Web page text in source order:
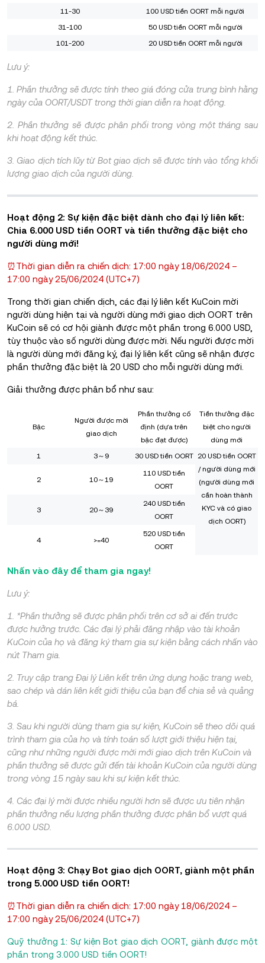
11-30
100 USD tiền OORT mỗi người
31-100
50 USD tiền OORT mỗi người
101-200
20 USD tiền OORT mỗi người
Lưu ý:
1. Phần thưởng sẽ được tính theo giá đóng cửa trung bình hằng
ngày của OORT/USDT trong thời gian diễn ra hoạt động.
2. Phần thưởng sẽ được phân phối trong vòng một tháng sau
khi hoạt động kết thúc.
3. Giao dịch tích lũy từ Bot giao dịch sẽ được tính vào tổng khối
lượng giao dịch của người dùng.
Hoạt động 2: Sự kiện đặc biệt dành cho đại lý liên kết:
Chia 6.000 USD tiền OORT và tiền thưởng đặc biệt cho
người dùng mới!
⏰Thời gian diễn ra chiến dịch: 17:00 ngày 18/06/2024 –
17:00 ngày 25/06/2024 (UTC+7)
Trong thời gian chiến dịch, các đại lý liên kết KuCoin mời
người dùng hiện tại và người dùng mới giao dịch OORT trên
KuCoin sẽ có cơ hội giành được một phần trong 6.000 USD,
tùy thuộc vào số người dùng được mời. Nếu người được mời
là người dùng mới đăng ký, đại lý liên kết cũng sẽ nhận được
phần thưởng đặc biệt là 20 USD cho mỗi người dùng mới.
Giải thưởng được phân bổ như sau:
Bậc
Người được mời
giao dịch
Phần thưởng cố
định (dựa trên
bậc đạt được)
Tiền thưởng đặc
biệt cho người
dùng mới
1
3～9 30 USD tiền OORT
20 USD tiền OORT
/ người dùng mới
(người dùng mới
cần hoàn thành
KYC và có giao
dịch OORT)
2 10～19
110 USD tiền
OORT
3 20～39
240 USD tiền
OORT
4 >=40
520 USD tiền
OORT
Nhấn vào đây để tham gia ngay!
Lưu ý:
1. *Phần thưởng sẽ được phân phối trên cơ sở ai đến trước
được hưởng trước. Các đại lý phải đăng nhập vào tài khoản
KuCoin của họ và đăng ký tham gia sự kiện bằng cách nhấn vào
nút Tham gia.
2. Truy cập trang Đại lý Liên kết trên ứng dụng hoặc trang web,
sao chép và dán liên kết giới thiệu của bạn để chia sẻ và quảng
bá.
3. Sau khi người dùng tham gia sự kiện, KuCoin sẽ theo dõi quá
trình tham gia của họ và tính toán số lượt giới thiệu hiện tại,
cũng như những người được mời mới giao dịch trên KuCoin và
phần thưởng sẽ được gửi đến tài khoản KuCoin của người dùng
trong vòng 15 ngày sau khi sự kiện kết thúc.
4. Các đại lý mời được nhiều người hơn sẽ được ưu tiên nhận
phần thưởng nếu lượng phần thưởng được phân bổ vượt quá
6.000 USD.
Hoạt động 3: Chạy Bot giao dịch OORT, giành một phần
trong 5.000 USD tiền OORT!
⏰Thời gian diễn ra chiến dịch: 17:00 ngày 18/06/2024 –
17:00 ngày 25/06/2024 (UTC+7)
Quỹ thưởng 1: Sự kiện Bot giao dịch OORT, giành được một
phần trong 3.000 USD tiền OORT!